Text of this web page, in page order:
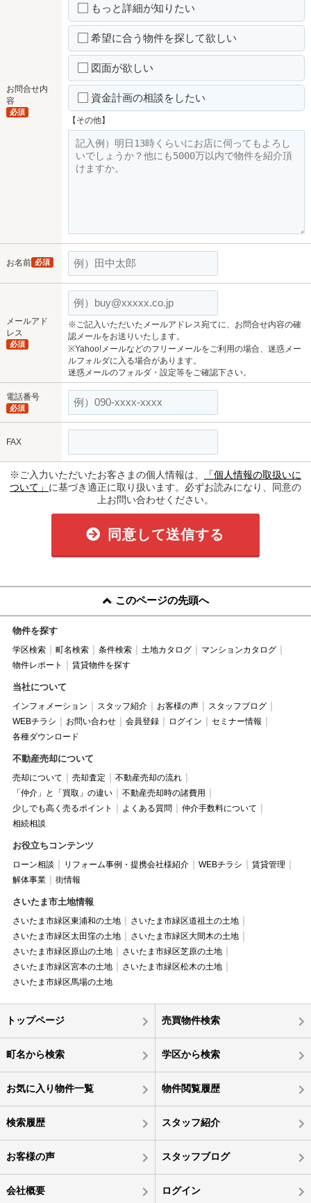
お問合せ内
容
必須
もっと詳細が知りたい
希望に合う物件を探して欲しい
図面が欲しい
資金計画の相談をしたい
【その他】
お名前 必須
メールアド
レス
必須
※ご記入いただいたメールアドレス宛てに、お問合せ内容の確
認メールをお送りいたします。
※Yahoo!メールなどのフリーメールをご利用の場合、迷惑メー
ルフォルダに入る場合があります。
迷惑メールのフォルダ・設定等をご確認下さい。
電話番号
必須
FAX
※ご入力いただいたお客さまの個人情報は、
「個人情報の取扱いに
ついて」 に基づき適正に取り扱います。必ずお読みになり、同意の
上お問い合わせください。
同意して送信する
このページの先頭へ
物件を探す
学区検索 町名検索 条件検索 土地カタログ
マンションカタログ
物件レポート
賃貸物件を探す
当社について
インフォメーション スタッフ紹介 お客様の声
スタッフブログ
WEBチラシ
お問い合わせ 会員登録 ログイン
セミナー情報
各種ダウンロード
不動産売却について
売却について 売却査定
不動産売却の流れ
「仲介」と「買取」の違い
不動産売却時の諸費用
少しでも高く売るポイント
よくある質問
仲介手数料について
相続相談
お役立ちコンテンツ
ローン相談 リフォーム事例・提携会社様紹介 WEBチラシ
賃貸管理
解体事業
街情報
さいたま市土地情報
さいたま市緑区東浦和の土地
さいたま市緑区道祖土の土地
さいたま市緑区太田窪の土地
さいたま市緑区大間木の土地
さいたま市緑区原山の土地
さいたま市緑区芝原の土地
さいたま市緑区宮本の土地
さいたま市緑区松木の土地
さいたま市緑区馬場の土地
トップページ 売買物件検索
町名から検索 学区から検索
お気に入り物件一覧 物件閲覧履歴
検索履歴 スタッフ紹介
お客様の声 スタッフブログ
会社概要 ログイン